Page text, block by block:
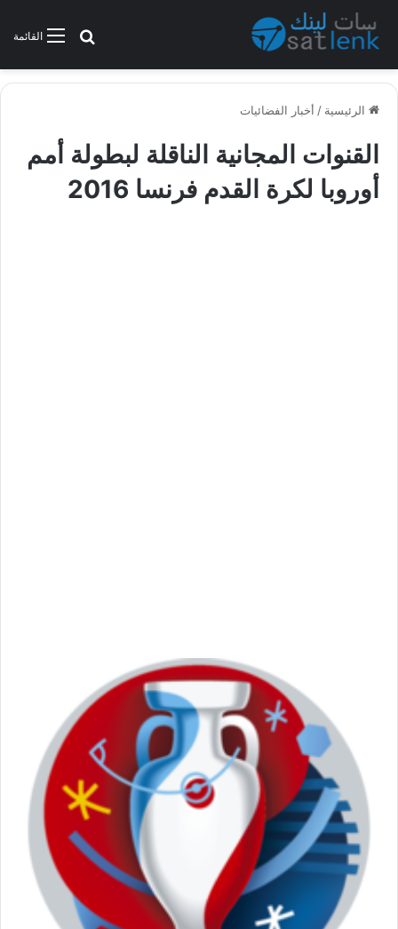
القائمةبحث عن
الرئيسية / أخبار الفضائيات
القنوات المجانية الناقلة لبطولة أمم
أوروبا لكرة القدم فرنسا 2016